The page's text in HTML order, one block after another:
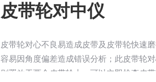
皮带轮对中仪
皮带轮对心不良易造成皮带及皮带轮快速
容易因角度偏差造成错误分析；此皮带轮
别置放于两个皮带轮上，可以立即检查皮